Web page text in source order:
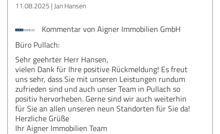
11.08.2025 Jan Hansen
Kommentar von Aigner Immobilien GmbH
Büro Pullach:
Sehr geehrter Herr Hansen,
vielen Dank für Ihre positive Rückmeldung! Es freut
uns sehr, dass Sie mit unseren Leistungen rundum
zufrieden sind und auch unser Team in Pullach so
positiv hervorheben. Gerne sind wir auch weiterhin
für Sie an allen unseren neun Standorten für Sie da!
Herzliche Grüße
Ihr Aigner Immobilien Team